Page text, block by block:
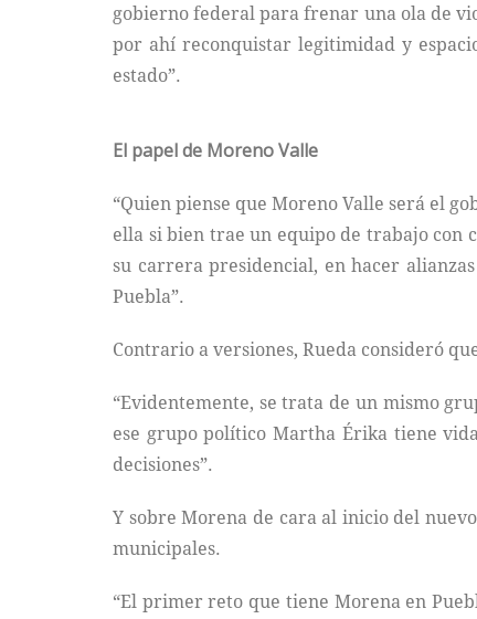
gobierno federal para frenar una ola de
por ahí reconquistar legitimidad y
estado”.
El papel de Moreno Valle
“Quien piense que Moreno Valle será el
ella si bien trae un equipo de trabajo con
su carrera presidencial, en hacer
Puebla”.
Contrario a versiones, Rueda consideró
“Evidentemente, se trata de un mismo
ese grupo político Martha Érika tiene
decisiones”.
Y sobre Morena de cara al inicio del
municipales.
“El primer reto que tiene Morena en